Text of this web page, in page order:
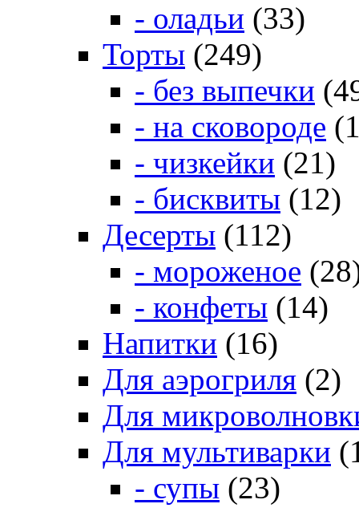
- оладьи (33)
Торты (249)
- без выпечки
- на сковороде
- чизкейки (21)
- бисквиты (12)
Десерты (112)
- мороженое
- конфеты (14)
Напитки (16)
Для аэрогриля (2)
Для
Для мультиварки
- супы (23)